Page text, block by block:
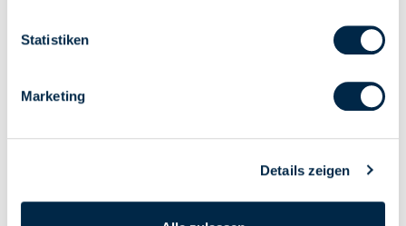
Statistiken
Marketing
Details zeigen
Gehen Sie zur Kategorie
Getriebe zu Markisen
Gehen Sie zur Kategorie
Markisenkurbel